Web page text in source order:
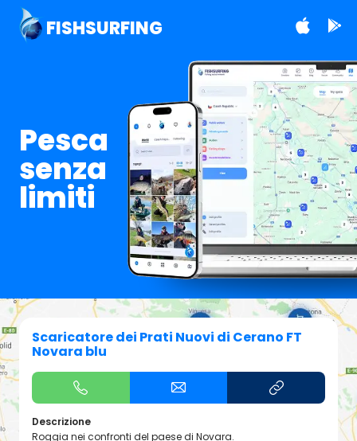
FISHSURFING
Pesca
senza
limiti
Scaricatore dei Prati Nuovi di Cerano FT
Novara blu
Descrizione
Roggia nei confronti del paese di Novara.